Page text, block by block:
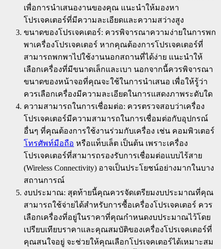
เพื่อการนำเสนองานของคุณ แนะนำให้มองหา
โปรเจคเตอร์ที่มีความละเอียดและความสว่างสูง
ขนาดของโปรเจคเตอร์: ควรพิจารณาความง่ายในการพก
พาเครื่องโปรเจคเตอร์ หากคุณต้องการโปรเจคเตอร์ที่
สามารถพกพาไปใช้งานนอกสถานที่ได้ง่าย แนะนำให้
เลือกเครื่องที่มีขนาดเล็กและเบา นอกจากนี้ควรพิจารณา
ขนาดของหน้าจอที่คุณจะใช้ในการนำเสนอ เพื่อให้รู้ว่า
ควรเลือกเครื่องมีความละเอียดในการแสดงภาพระดับใด
ความสามารถในการเชื่อมต่อ: ควรตรวจสอบว่าเครื่อง
โปรเจคเตอร์มีความสามารถในการเชื่อมต่อกับอุปกรณ์
อื่นๆ ที่คุณต้องการใช้งานร่วมกับเครื่อง เช่น คอมพิวเตอร์
โทรศัพท์มือถือ หรือแท็บเล็ต เป็นต้น เพราะเครื่อง
โปรเจคเตอร์ที่สามารถรองรับการเชื่อมต่อแบบไร้สาย
(Wireless Connectivity) อาจเป็นประโยชน์อย่างมากในบาง
สถานการณ์
งบประมาณ: สุดท้ายนี้คุณควรจัดเตรียมงบประมาณที่คุณ
สามารถใช้จ่ายได้สำหรับการซื้อเครื่องโปรเจคเตอร์ ควร
เลือกเครื่องที่อยู่ในราคาที่คุณกำหนดงบประมาณไว้โดย
เปรียบเทียบราคาและคุณสมบัติของเครื่องโปรเจคเตอร์ที่
คุณสนใจอยู่ จะช่วยให้คุณเลือกโปรเจคเตอร์ได้เหมาะสม